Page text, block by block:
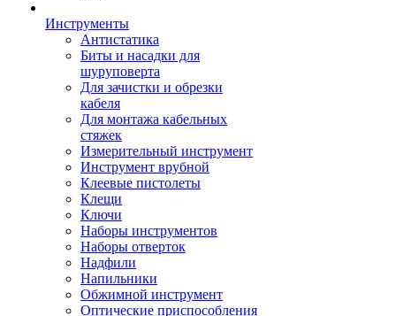
Инструменты
Антистатика
Биты и насадки для
шуруповерта
Для зачистки и обрезки
кабеля
Для монтажа кабельных
стяжек
Измерительный инструмент
Инструмент врубной
Клеевые пистолеты
Клещи
Ключи
Наборы инструментов
Наборы отверток
Надфили
Напильники
Обжимной инструмент
Оптические приспособления